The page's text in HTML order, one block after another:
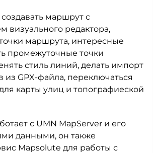
маршрут с
визуального редактора,
маршрута, интересные
промежуточные точки
стиль линий, делать импорт
из GPX-файла, переключаться
карты улиц и топографиеской
с UMN MapServer и его
данными, он также
Mapsolute для работы с